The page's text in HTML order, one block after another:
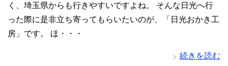
く、埼玉県からも行きやすいですよね。 そんな日光へ行
った際に是非立ち寄ってもらいたいのが、「日光おかき工
房」です。 ほ・・・
続きを読む